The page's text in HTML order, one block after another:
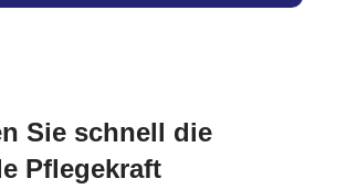
Sie schnell die
Pflegekraft